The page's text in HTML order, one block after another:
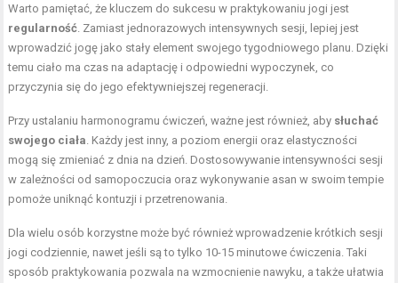
Warto pamiętać, że kluczem do sukcesu w praktykowaniu jogi jest
regularność . Zamiast jednorazowych intensywnych sesji, lepiej jest
wprowadzić jogę jako stały element swojego tygodniowego planu. Dzięki
temu ciało ma czas na adaptację i odpowiedni wypoczynek, co
przyczynia się do jego efektywniejszej regeneracji.
Przy ustalaniu harmonogramu ćwiczeń, ważne jest również, aby słuchać
swojego ciała . Każdy jest inny, a poziom energii oraz elastyczności
mogą się zmieniać z dnia na dzień. Dostosowywanie intensywności sesji
w zależności od samopoczucia oraz wykonywanie asan w swoim tempie
pomoże uniknąć kontuzji i przetrenowania.
Dla wielu osób korzystne może być również wprowadzenie krótkich sesji
jogi codziennie, nawet jeśli są to tylko 10-15 minutowe ćwiczenia. Taki
sposób praktykowania pozwala na wzmocnienie nawyku, a także ułatwia